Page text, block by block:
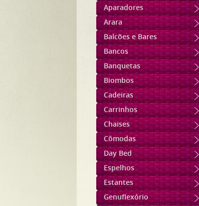
Aparadores
Arara
Balcões e Bares
Bancos
Banquetas
Biombos
Cadeiras
Carrinhos
Chaises
Cômodas
Day Bed
Espelhos
Estantes
Genuflexório